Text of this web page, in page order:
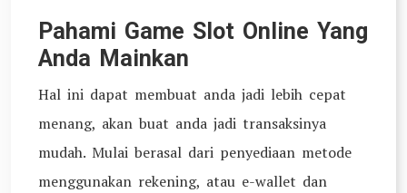
Pahami Game Slot Online Yang
Anda Mainkan
Hal ini dapat membuat anda jadi lebih cepat
menang, akan buat anda jadi transaksinya
mudah. Mulai berasal dari penyediaan metode
menggunakan rekening, atau e-wallet dan